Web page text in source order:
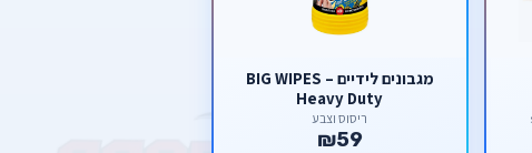
מגבונים לידיים BIG WIPES –
Heavy Duty
ריסוס וצבע
₪59